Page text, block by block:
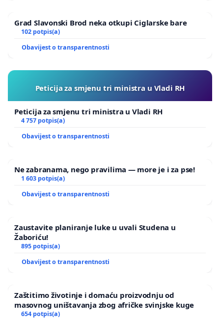
Grad Slavonski Brod neka otkupi Ciglarske bare
102 potpis(a)
Obavijest o transparentnosti
Peticija za smjenu tri ministra u Vladi RH
Peticija za smjenu tri ministra u Vladi RH
4 757 potpis(a)
Obavijest o transparentnosti
Ne zabranama, nego pravilima — more je i za pse!
1 603 potpis(a)
Obavijest o transparentnosti
Zaustavite planiranje luke u uvali Studena u
Žaboriću!
895 potpis(a)
Obavijest o transparentnosti
Zaštitimo životinje i domaću proizvodnju od
masovnog uništavanja zbog afričke svinjske kuge
654 potpis(a)